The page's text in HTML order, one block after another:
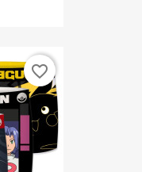
favorite_border